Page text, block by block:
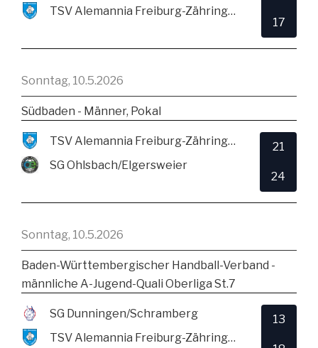
TSV Alemannia Freiburg-Zähringen
17
Sonntag, 10.5.2026
Südbaden - Männer, Pokal
TSV Alemannia Freiburg-Zähringen
SG Ohlsbach/Elgersweier
21
24
Sonntag, 10.5.2026
Baden-Württembergischer Handball-Verband -
männliche A-Jugend-Quali Oberliga St.7
SG Dunningen/Schramberg
TSV Alemannia Freiburg-Zähringen
13